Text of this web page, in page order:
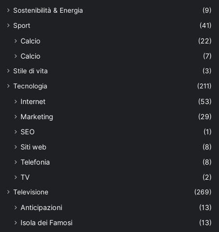
Sostenibilità & Energia
(9)
Sport
(41)
Calcio
(22)
Calcio
(7)
Stile di vita
(3)
Tecnologia
(211)
Internet
(53)
Marketing
(29)
SEO
(1)
Siti web
(8)
Telefonia
(8)
TV
(2)
Televisione (269)
Anticipazioni
(13)
Isola dei Famosi
(13)